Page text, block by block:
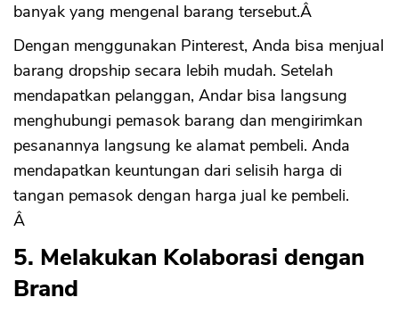
banyak yang mengenal barang tersebut.Â
Dengan menggunakan Pinterest, Anda bisa menjual
barang dropship secara lebih mudah. Setelah
mendapatkan pelanggan, Andar bisa langsung
menghubungi pemasok barang dan mengirimkan
pesanannya langsung ke alamat pembeli. Anda
mendapatkan keuntungan dari selisih harga di
tangan pemasok dengan harga jual ke pembeli.
Â
5. Melakukan Kolaborasi dengan
Brand